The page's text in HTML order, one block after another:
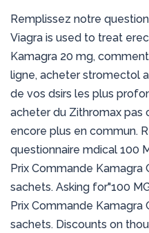
Remplissez notre
Viagra is used to treat
Kamagra 20 mg,
ligne, acheter stromectol
de vos dsirs les plus
acheter du Zithromax pas
encore plus en commun.
questionnaire mdical 100
Prix Commande Kamagra
sachets. Asking for"100
Prix Commande Kamagra
sachets. Discounts on